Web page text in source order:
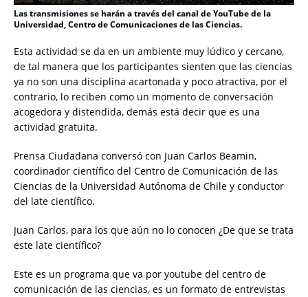
Las transmisiones se harán a través del canal de YouTube de la
Universidad, Centro de Comunicaciones de las Ciencias.
Esta actividad se da en un ambiente muy lúdico y cercano,
de tal manera que los participantes sienten que las ciencias
ya no son una disciplina acartonada y poco atractiva, por el
contrario, lo reciben como un momento de conversación
acogedora y distendida, demás está decir que es una
actividad gratuita.
Prensa Ciudadana conversó con Juan Carlos Beamin,
coordinador científico del Centro de Comunicación de las
Ciencias de la Universidad Autónoma de Chile y conductor
del late científico.
Juan Carlos, para los que aún no lo conocen ¿De que se trata
este late científico?
Este es un programa que va por youtube del centro de
comunicación de las ciencias, es un formato de entrevistas